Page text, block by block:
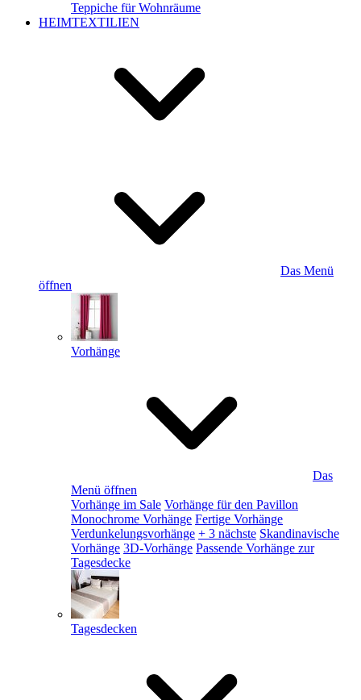
Teppiche für Wohnräume
HEIMTEXTILIEN
Das Menü
öffnen
Vorhänge
Das
Menü öffnen
Vorhänge im Sale Vorhänge für den Pavillon
Monochrome Vorhänge Fertige Vorhänge
Verdunkelungsvorhänge + 3 nächste Skandinavische
Vorhänge 3D-Vorhänge Passende Vorhänge zur
Tagesdecke
Tagesdecken